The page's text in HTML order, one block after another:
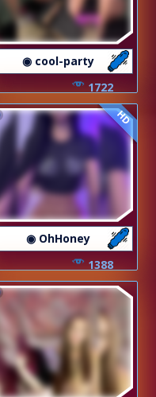
◉ cool-party
1722
HD
◉ OhHoney
1388